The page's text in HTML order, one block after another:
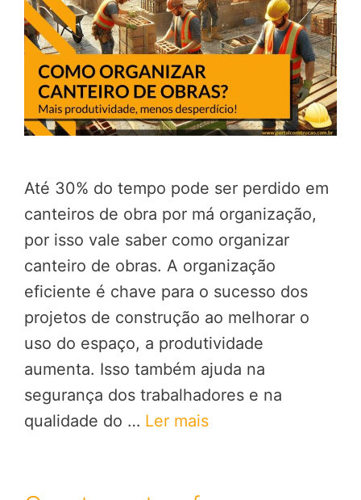
Até 30% do tempo pode ser perdido em
canteiros de obra por má organização,
por isso vale saber como organizar
canteiro de obras. A organização
eficiente é chave para o sucesso dos
projetos de construção ao melhorar o
uso do espaço, a produtividade
aumenta. Isso também ajuda na
segurança dos trabalhadores e na
qualidade do … Ler mais